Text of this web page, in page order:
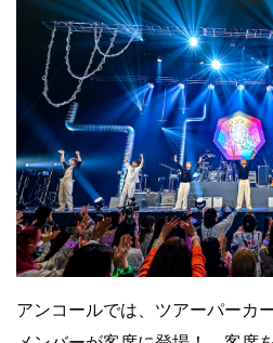
アンコールでは、ツアーパーカ